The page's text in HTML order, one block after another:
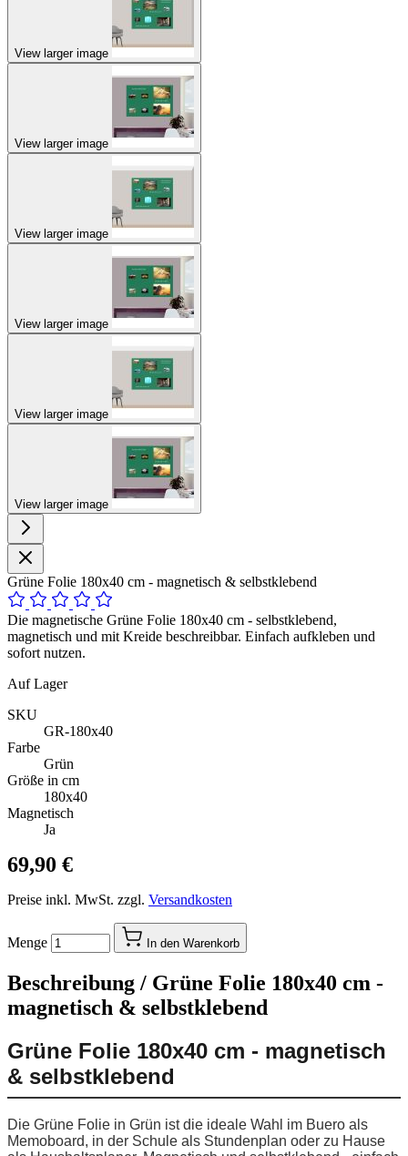
View larger image
View larger image
View larger image
View larger image
View larger image
View larger image
Grüne Folie 180x40 cm - magnetisch & selbstklebend
Die magnetische Grüne Folie 180x40 cm - selbstklebend,
magnetisch und mit Kreide beschreibbar. Einfach aufkleben und
sofort nutzen.
Auf Lager
SKU
GR-180x40
Farbe
Grün
Größe in cm
180x40
Magnetisch
Ja
69,90 €
Preise inkl. MwSt. zzgl. Versandkosten
Menge In den Warenkorb
Beschreibung / Grüne Folie 180x40 cm -
magnetisch & selbstklebend
Grüne Folie 180x40 cm - magnetisch
& selbstklebend
Die Grüne Folie in Grün ist die ideale Wahl im Buero als
Memoboard, in der Schule als Stundenplan oder zu Hause